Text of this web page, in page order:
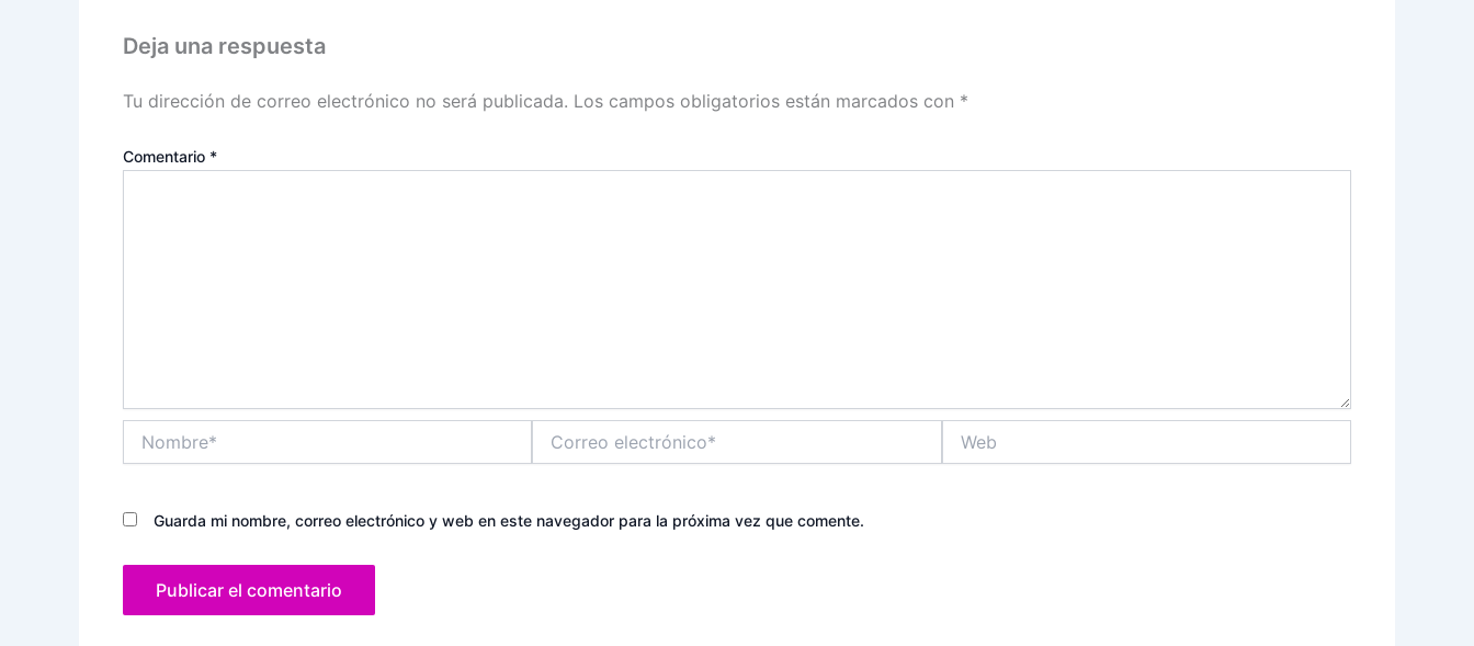
Deja una respuesta
Tu dirección de correo electrónico no será publicada. Los campos obligatorios están marcados con *
Comentario *
electrónico*
Guarda mi nombre, correo electrónico y web en este navegador para la próxima vez que comente.